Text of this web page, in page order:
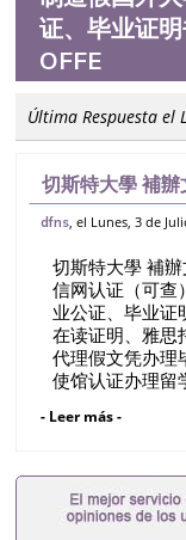
证、毕业证
OFFE
Última Respuesta el
切斯特大學 補
551190476做真
业证明书、结
dfns , el Lunes, 3 de
切斯特大學 補
信网认证（可查
业公证、毕业证
在读证明、雅思
代理假文凭办理
使馆认证办理留
位证书办理美国
业证+成绩单+
知书，雅思。
及亲朋好友一
- Leer más -